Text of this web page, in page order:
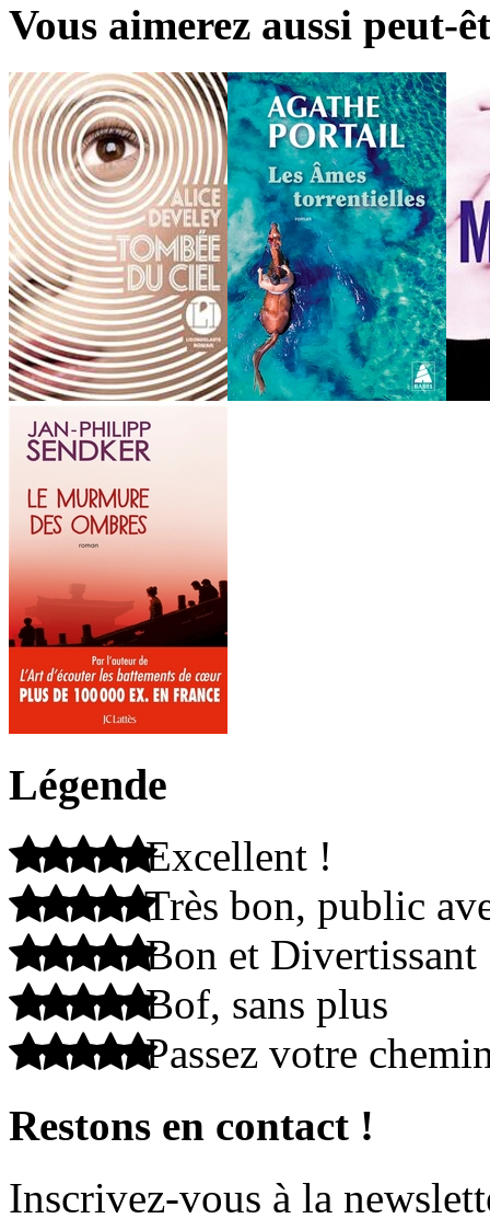
Vous aimerez aussi peut-
Légende
Excellent !
Très bon, public
Bon et Divertissant
Bof, sans plus
Passez votre
Restons en contact !
Inscrivez-vous à la